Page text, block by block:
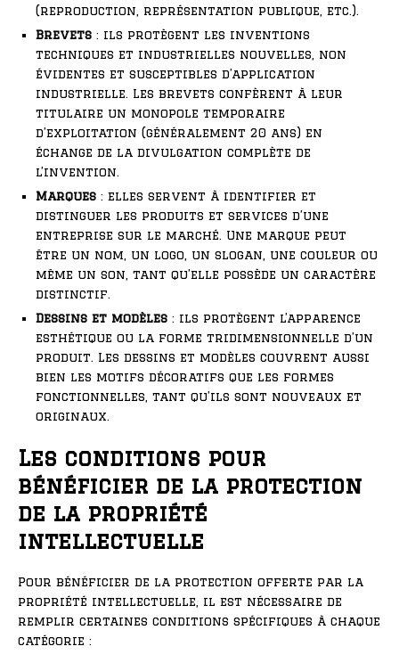
(reproduction, représentation publique, etc.).
Brevets : ils protègent les inventions
techniques et industrielles nouvelles, non
évidentes et susceptibles d’application
industrielle. Les brevets confèrent à leur
titulaire un monopole temporaire
d’exploitation (généralement 20 ans) en
échange de la divulgation complète de
l’invention.
Marques : elles servent à identifier et
distinguer les produits et services d’une
entreprise sur le marché. Une marque peut
être un nom, un logo, un slogan, une couleur ou
même un son, tant qu’elle possède un caractère
distinctif.
Dessins et modèles : ils protègent l’apparence
esthétique ou la forme tridimensionnelle d’un
produit. Les dessins et modèles couvrent aussi
bien les motifs décoratifs que les formes
fonctionnelles, tant qu’ils sont nouveaux et
originaux.
Les conditions pour
bénéficier de la protection
de la propriété
intellectuelle
Pour bénéficier de la protection offerte par la
propriété intellectuelle, il est nécessaire de
remplir certaines conditions spécifiques à chaque
catégorie :